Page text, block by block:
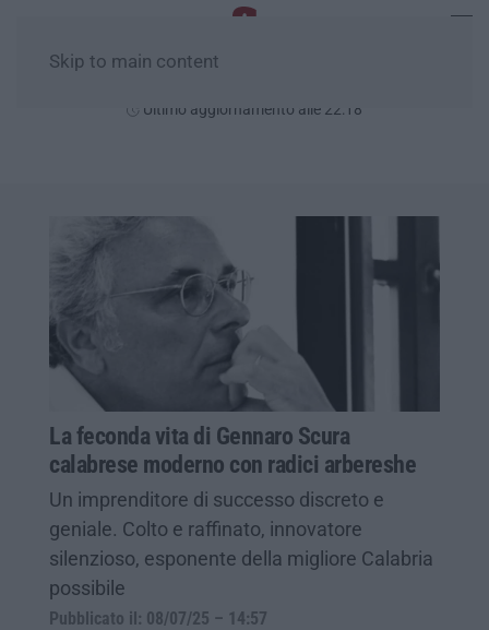
Skip to main content
Ultimo aggiornamento alle 22:18
La feconda vita di Gennaro Scura
calabrese moderno con radici arbereshe
Un imprenditore di successo discreto e
geniale. Colto e raffinato, innovatore
silenzioso, esponente della migliore Calabria
possibile
Pubblicato il: 08/07/25 – 14:57